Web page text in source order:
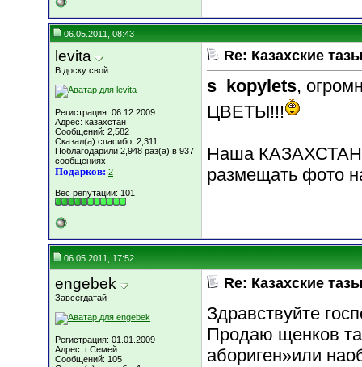
06.05.2011, 08:43
levita
В доску свой
Регистрация: 06.12.2009
Адрес: казахстан
Сообщений: 2,582
Сказал(а) спасибо: 2,311
Поблагодарили 2,948 раз(а) в 937
сообщениях
Подарков: 2
Вес репутации: 101
Re: Казахские
s_kopylets,
ЦВЕТЫ!!!
Наша
размещать фото
06.05.2011, 17:52
engebek
Завсегдатай
Регистрация: 01.01.2009
Адрес: г.Семей
Сообщений: 105
Re: Казахские
Здравствуйте
Продаю щенков
абориген»или